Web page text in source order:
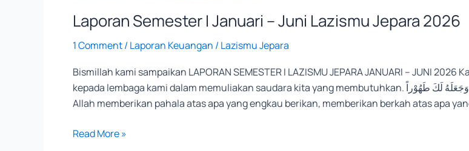
Laporan Semester I Januari – Juni Lazismu Jepara 2026
1 Comment/ Laporan Keuangan / Lazismu Jepara
Bismillah kami sampaikan LAPORAN SEMESTER I LAZISMU JEPARA JANUARI – JUNI
kepada lembaga kami dalam memuliakan saudara kita yang membutuhkan. آجَرَكَ اللهُ فِيْمَا أعْطَيْتَ،وبَارَكَ لَكَ فِيْمَا أبْقَيْتَ وَجَعَلَهُ لَكَ طَهُوْراً “Mudah-mudahan
Allah memberikan pahala atas apa yang engkau berikan, memberikan berkah atas apa
Read More »